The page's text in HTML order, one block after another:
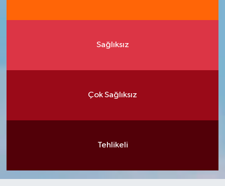
Sağlıksız
Çok Sağlıksız
Tehlikeli